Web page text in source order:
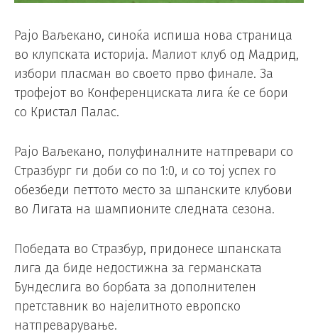
Рајо Ваљекано, синоќа испиша нова страница
во клупската историја. Малиот клуб од Мадрид,
избори пласман во своето прво финале. За
трофејот во Конференциската лига ќе се бори
со Кристал Палас.
Рајо Ваљекано, полуфиналните натпревари со
Стразбург ги доби со по 1:0, и со тој успех го
обезбеди петтото место за шпанските клубови
во Лигата на шампионите следната сезона.
Победата во Стразбур, придонесе шпанската
лига да биде недостижна за германската
Бундеслига во борбата за дополнителен
претставник во најелитното европско
натпреварување.